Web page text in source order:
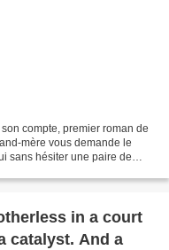
compte, premier roman de
mère vous demande le
sans hésiter une paire de
in a court
catalyst. And a